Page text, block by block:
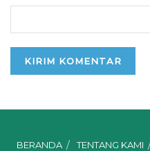
BERANDA TENTANG KAMI